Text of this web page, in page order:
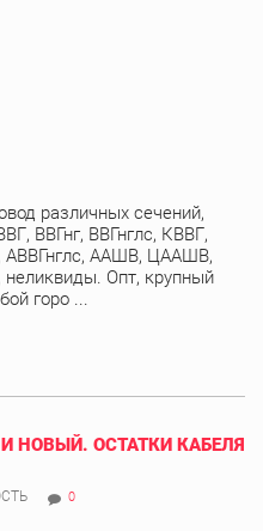
различных сечений,
ВВГнг, ВВГнглс, КВВГ,
АВВГнглс, ААШВ, ЦААШВ,
Опт, крупный
горо ...
НОВЫЙ. ОСТАТКИ КАБЕЛЯ
0